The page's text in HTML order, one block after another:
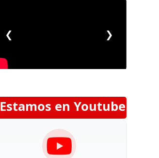
❮ ❯
Estamos en Youtube